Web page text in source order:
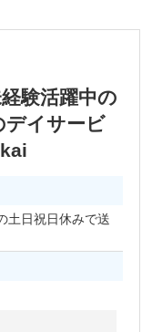
験活躍中の
デイサービ
土日祝日休みで送